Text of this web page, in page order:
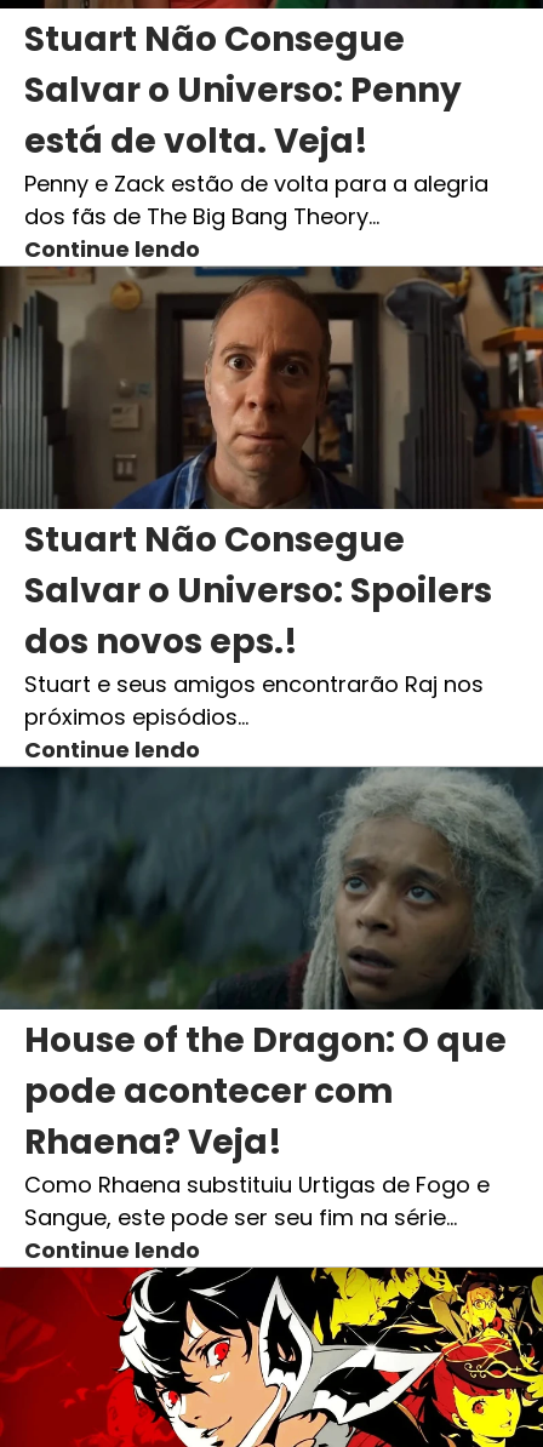
Stuart Não Consegue
Salvar o Universo: Penny
está de volta. Veja!
Penny e Zack estão de volta para a alegria
dos fãs de The Big Bang Theory…
Continue lendo
Stuart Não Consegue
Salvar o Universo: Spoilers
dos novos eps.!
Stuart e seus amigos encontrarão Raj nos
próximos episódios…
Continue lendo
House of the Dragon: O que
pode acontecer com
Rhaena? Veja!
Como Rhaena substituiu Urtigas de Fogo e
Sangue, este pode ser seu fim na série…
Continue lendo